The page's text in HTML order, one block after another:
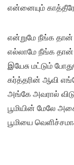
என்னையும்
என்றுமே நீங்க தான்
எல்லாமே நீங்க
இயேசு மட்டும்
கர்த்தரின் ஆவி
அங்கே அவரால்
பூமியின் மேலே
பூமியை